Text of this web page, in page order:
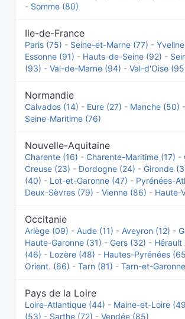
- Somme (80)
Ile-de-France
Paris (75) - Seine-et-Marne (77) -
Essonne (91) - Hauts-de-Seine (92) -
(93) - Val-de-Marne (94) - Val-d'Oise
Normandie
Calvados (14) - Eure (27) - Manche (50) -
Seine-Maritime (76)
Nouvelle-Aquitaine
Charente (16) - Charente-Maritime (17) -
Creuse (23) - Dordogne (24) - Gironde
(40) - Lot-et-Garonne (47) - Pyrénées-
Deux-Sèvres (79) - Vienne (86) - Haute-
Occitanie
Ariège (09) - Aude (11) - Aveyron (12) -
Haute-Garonne (31) - Gers (32) - Hérault
(46) - Lozère (48) - Hautes-Pyrénées
Orient. (66) - Tarn (81) - Tarn-et-
Pays de la Loire
Loire-Atlantique (44) - Maine-et-Loire
(53) - Sarthe (72) - Vendée (85)